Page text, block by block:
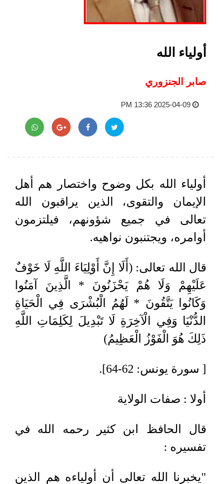
أولياء الله
صابر الجنزوري
2025-04-09 13:36 PM
أولياء الله بكل وضوح واختصار هم أهل
الإيمان والتقوى، الذين يراقبون الله
تعالى في جميع شؤونهم، فيلتزمون
أوامره، ويجتنبون نواهيه.
قال الله تعالى: (أَلَا إِنَّ أَوْلِيَاءَ اللَّهِ لَا خَوْفٌ
عَلَيْهِمْ وَلَا هُمْ يَحْزَنُونَ * الَّذِينَ آمَنُوا
وَكَانُوا يَتَّقُونَ * لَهُمُ الْبُشْرَى فِي الْحَيَاةِ
الدُّنْيَا وَفِي الْآخِرَةِ لَا تَبْدِيلَ لِكَلِمَاتِ اللَّهِ
ذَلِكَ هُوَ الْفَوْزُ الْعَظِيمُ)
[ سورة يونس: 62-64].
أولا : صفات الولاية
قال الحافظ ابن كثير رحمه الله في
تفسيره :
"يخبرنا الله تعالى أن أولياءه هم الذين